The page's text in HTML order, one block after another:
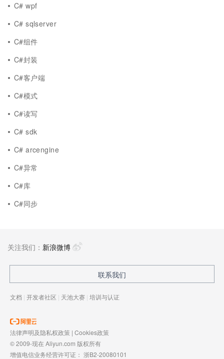
C# wpf
C# sqlserver
C#组件
C#封装
C#客户端
C#模式
C#读写
C# sdk
C# arcengine
C#异常
C#库
C#同步
关注我们： 新浪微博
联系我们
文档 | 开发者社区 | 天池大赛 | 培训与认证
法律声明及隐私权政策 | Cookies政策
© 2009-现在 Aliyun.com 版权所有
增值电信业务经营许可证： 浙B2-20080101